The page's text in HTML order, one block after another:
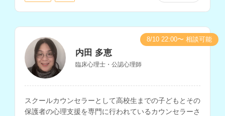
内田 多恵
臨床心理士・公認心理師
スクールカウンセラーとして高校生までの子どもとその
保護者の心理支援を専門に行われているカウンセラーさ
8/10 22:00〜 相談可能